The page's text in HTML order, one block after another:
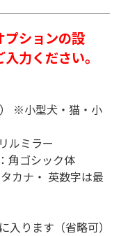
ションの設
力ください。
※小型犬・猫・小
ルミラー
角ゴシック体
カナ・ 英数字は最
入ります（省略可）